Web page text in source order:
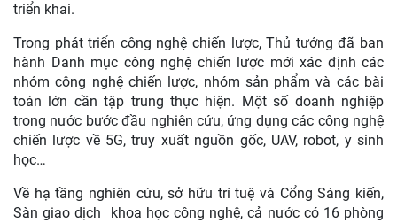
triển khai.
Trong phát triển công nghệ chiến lược, Thủ tướng đã ban
hành Danh mục công nghệ chiến lược mới xác định các
nhóm công nghệ chiến lược, nhóm sản phẩm và các bài
toán lớn cần tập trung thực hiện. Một số doanh nghiệp
trong nước bước đầu nghiên cứu, ứng dụng các công nghệ
chiến lược về 5G, truy xuất nguồn gốc, UAV, robot, y sinh
học…
Về hạ tầng nghiên cứu, sở hữu trí tuệ và Cổng Sáng kiến,
Sàn giao dịch khoa học công nghệ, cả nước có 16 phòng